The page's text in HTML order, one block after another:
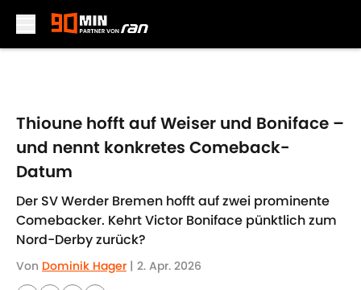
Thioune hofft auf Weiser und Boniface –
und nennt konkretes Comeback-
Datum
Der SV Werder Bremen hofft auf zwei prominente
Comebacker. Kehrt Victor Boniface pünktlich zum
Nord-Derby zurück?
Von Dominik Hager | 2. Apr. 2026